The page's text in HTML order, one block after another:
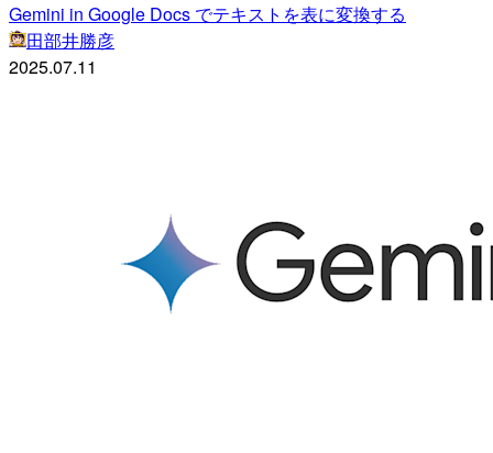
Gemini in Google Docs でテキストを表に変換する
田部井勝彦
2025.07.11